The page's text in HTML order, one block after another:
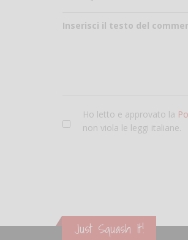
Inserisci il testo del
Ho letto e approvato la
non viola le leggi italiane.
Just Squash It!